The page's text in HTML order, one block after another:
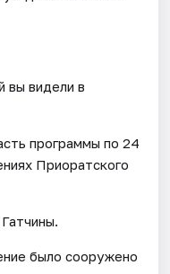
вы видели в
программы по 24
Приоратского
было сооружено